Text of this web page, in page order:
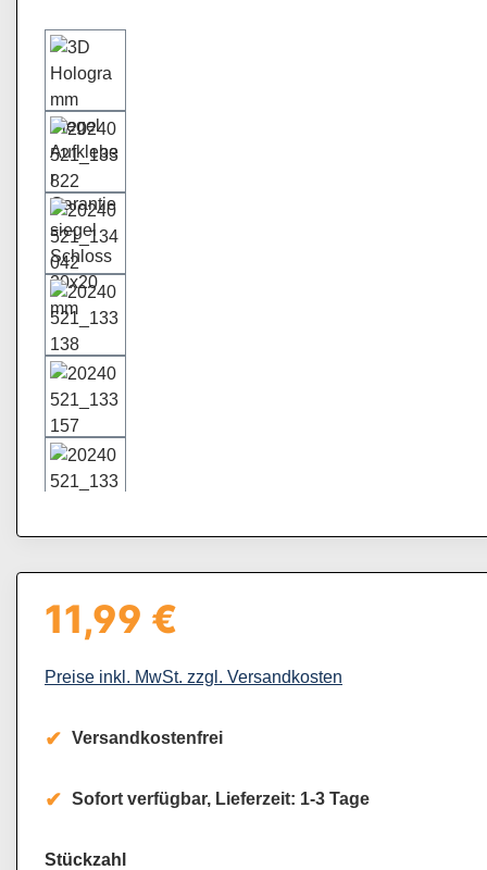
Regulärer Preis:
11,99 €
Preise inkl. MwSt. zzgl. Versandkosten
Versandkostenfrei
Sofort verfügbar, Lieferzeit: 1-3 Tage
Stückzahl auswählen